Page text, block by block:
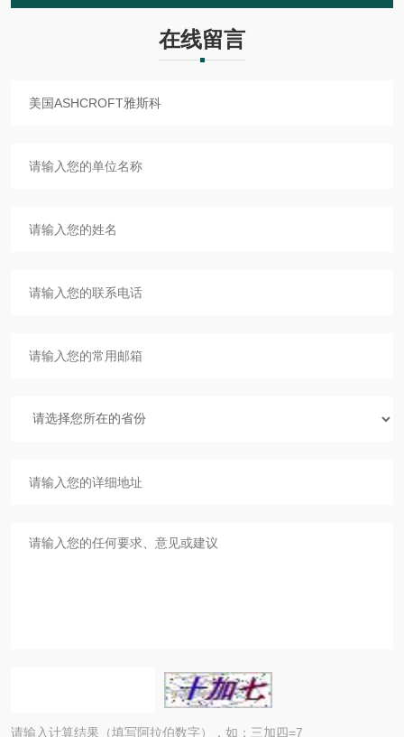
在线留言
请输入计算结果（填写阿拉伯数字），如：三加四=7